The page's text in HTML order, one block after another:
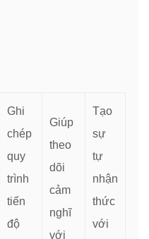
Ghi
chép
quy
trình
tiến
độ
Giúp
theo
dõi
cảm
nghĩ
với
Tạo
sự
tự
nhận
thức
với